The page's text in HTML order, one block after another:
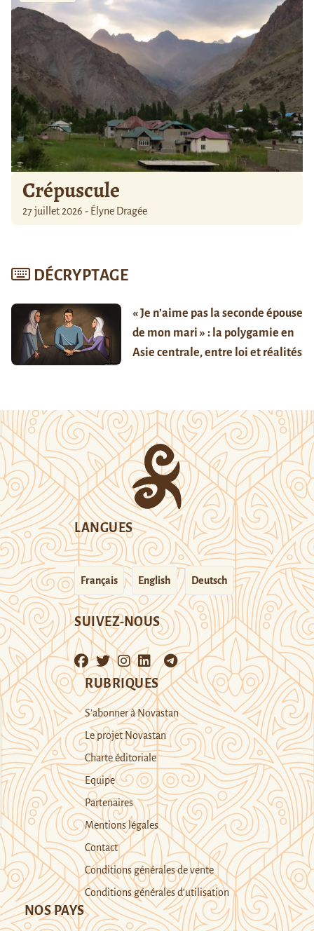
Crépuscule
27 juillet 2026 - Élyne Dragée
DÉCRYPTAGE
« Je n’aime pas la seconde épouse
de mon mari » : la polygamie en
Asie centrale, entre loi et réalités
LANGUES
Français English Deutsch
SUIVEZ-NOUS
RUBRIQUES
S’abonner à Novastan
Le projet Novastan
Charte éditoriale
Equipe
Partenaires
Mentions légales
Contact
Conditions générales de vente
Conditions générales d’utilisation
NOS PAYS